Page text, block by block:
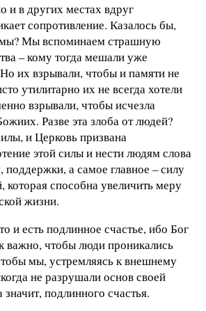
и в других местах вдруг
сопротивление. Казалось бы,
Мы вспоминаем страшную
– кому тогда мешали уже
их взрывали, чтобы и памяти не
утилитарно их не всегда хотели
взрывали, чтобы исчезла
Разве эта злоба от людей?
и Церковь призвана
этой силы и нести людям слова
а самое главное – силу
которая способна увеличить меру
жизни.
и есть подлинное счастье, ибо Бог
важно, чтобы люди проникались
мы, устремляясь к внешнему
не разрушали основ своей
подлинного счастья.